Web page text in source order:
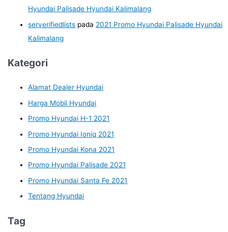
Hyundai Palisade Hyundai Kalimalang
serverifiedlists pada 2021 Promo Hyundai Palisade Hyundai
Kalimalang
Kategori
Alamat Dealer Hyundai
Harga Mobil Hyundai
Promo Hyundai H-1 2021
Promo Hyundai Ioniq 2021
Promo Hyundai Kona 2021
Promo Hyundai Palisade 2021
Promo Hyundai Santa Fe 2021
Tentang Hyundai
Tag